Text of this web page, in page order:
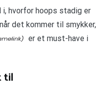
i, hvorfor hoops stadig er
det kommer til smykker,
er et must-have i
til